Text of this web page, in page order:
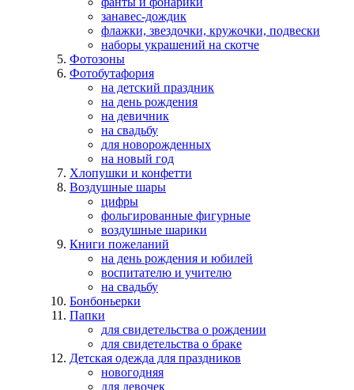
занавес-дождик
флажки, звездочки, кружочки, подвески
наборы украшений на скотче
Фотозоны
Фотобутафория
на детский праздник
на день рождения
на девичник
на свадьбу
для новорожденных
на новый год
Хлопушки и конфетти
Воздушные шары
цифры
фольгированные фигурные
воздушные шарики
Книги пожеланий
на день рождения и юбилей
воспитателю и учителю
на свадьбу
Бонбоньерки
Папки
для свидетельства о рождении
для свидетельства о браке
Детская одежда для праздников
новогодняя
для девочек